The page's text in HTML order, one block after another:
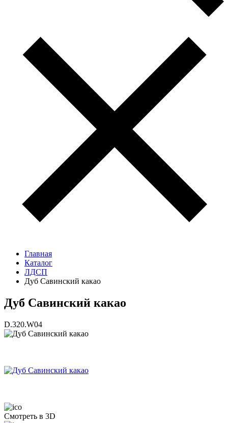
Главная
Каталог
ЛДСП
Дуб Савинский какао
Дуб Савинский какао
D.320.W04
Смотреть в 3D